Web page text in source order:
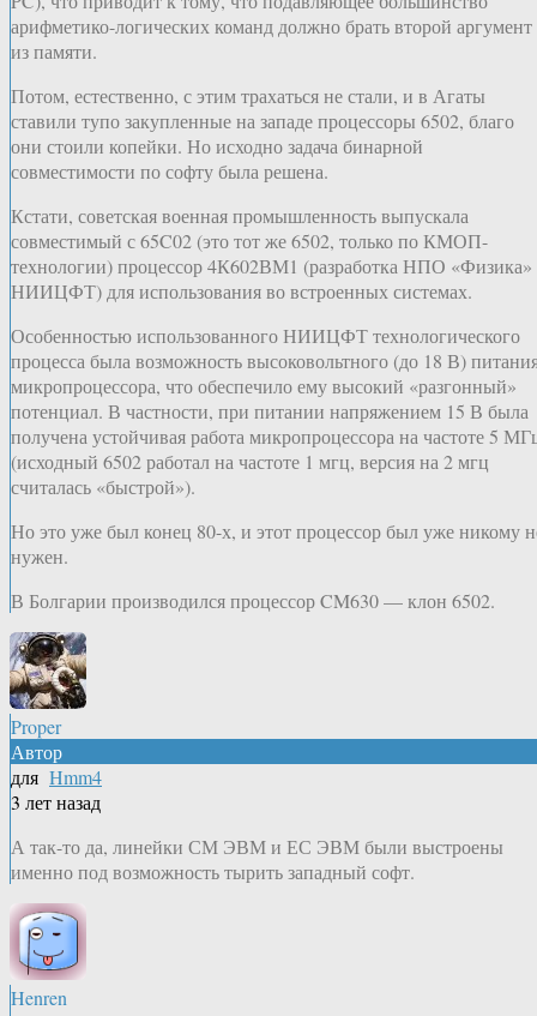
арифметико-логических команд должно брать второй аргумент
из памяти.
Потом, естественно, с этим трахаться не стали, и в Агаты
ставили тупо закупленные на западе процессоры 6502, благо
они стоили копейки. Но исходно задача бинарной
совместимости по софту была решена.
Кстати, советская военная промышленность выпускала
совместимый с 65C02 (это тот же 6502, только по КМОП-
технологии) процессор 4К602ВМ1 (разработка НПО «Физика»
НИИЦФТ) для использования во встроенных системах.
Особенностью использованного НИИЦФТ технологического
процесса была возможность высоковольтного (до 18 В)
микропроцессора, что обеспечило ему высокий «разгонный»
потенциал. В частности, при питании напряжением 15 В была
получена устойчивая работа микропроцессора на частоте 5
(исходный 6502 работал на частоте 1 мгц, версия на 2 мгц
считалась «быстрой»).
Но это уже был конец 80-х, и этот процессор был уже никому
нужен.
В Болгарии производился процессор CM630 — клон 6502.
Proper
Автор
для Hmm4
3 лет назад
А так-то да, линейки СМ ЭВМ и ЕС ЭВМ были выстроены
именно под возможность тырить западный софт.
Henren